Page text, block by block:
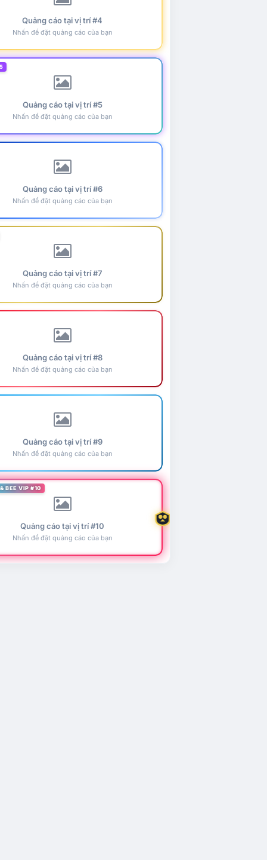
Quảng cáo tại vị trí #4
Nhấn để đặt quảng cáo của bạn
Quảng cáo tại vị trí #5
Nhấn để đặt quảng cáo của bạn
Quảng cáo tại vị trí #6
Nhấn để đặt quảng cáo của bạn
Quảng cáo tại vị trí #7
Nhấn để đặt quảng cáo của bạn
Quảng cáo tại vị trí #8
Nhấn để đặt quảng cáo của bạn
Quảng cáo tại vị trí #9
Nhấn để đặt quảng cáo của bạn
BEE VIP #10
Quảng cáo tại vị trí #10
Nhấn để đặt quảng cáo của bạn